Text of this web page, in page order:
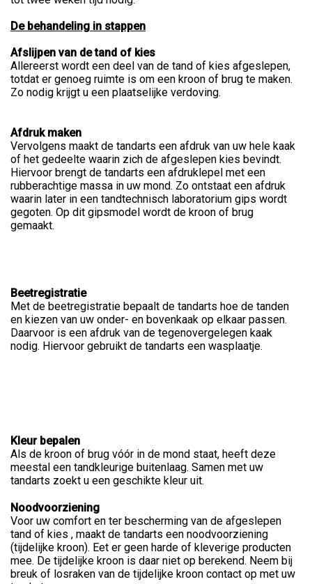
De behandeling in stappen
Afslijpen van de tand of kies
Allereerst wordt een deel van de tand of kies afgeslepen,
totdat er genoeg ruimte is om een kroon of brug te maken.
Zo nodig krijgt u een plaatselijke verdoving.
Afdruk maken
Vervolgens maakt de tandarts een afdruk van uw hele kaak
of het gedeelte waarin zich de afgeslepen kies bevindt.
Hiervoor brengt de tandarts een afdruklepel met een
rubberachtige massa in uw mond. Zo ontstaat een afdruk
waarin later in een tandtechnisch laboratorium gips wordt
gegoten. Op dit gipsmodel wordt de kroon of brug
gemaakt.
Beetregistratie
Met de beetregistratie bepaalt de tandarts hoe de tanden
en kiezen van uw onder- en bovenkaak op elkaar passen.
Daarvoor is een afdruk van de tegenovergelegen kaak
nodig. Hiervoor gebruikt de tandarts een wasplaatje.
Kleur bepalen
Als de kroon of brug vóór in de mond staat, heeft deze
meestal een tandkleurige buitenlaag. Samen met uw
tandarts zoekt u een geschikte kleur uit.
Noodvoorziening
Voor uw comfort en ter bescherming van de afgeslepen
tand of kies , maakt de tandarts een noodvoorziening
(tijdelijke kroon). Eet er geen harde of kleverige producten
mee. De tijdelijke kroon is daar niet op berekend. Neem bij
breuk of losraken van de tijdelijke kroon contact op met uw